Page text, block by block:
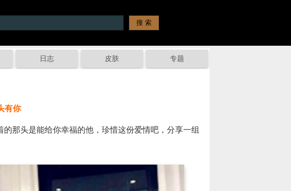
日志 皮肤 专题
有你
那头是能给你幸福的他，珍惜这份爱情吧，分享一组